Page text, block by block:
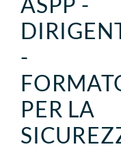
-
PER LA